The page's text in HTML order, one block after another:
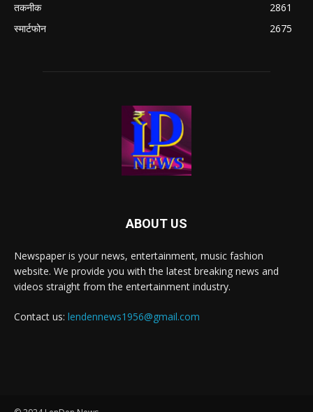
तकनीक
2861
स्मार्टफोन
2675
ABOUT US
Newspaper is your news, entertainment, music fashion
website. We provide you with the latest breaking news and
videos straight from the entertainment industry.
Contact us: lendennews1956@gmail.com